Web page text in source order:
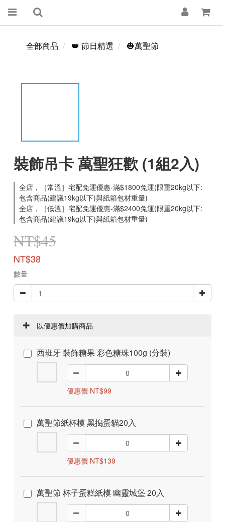
全部商品 👑 節日精選 🎃萬聖節
裝飾吊卡 萬聖狂歡 (1組2入)
全店，［常溫］宅配免運優惠-滿$1800免運(限重20kg以下:
包含商品(建議19kg以下)與紙箱包材重量)
全店，［低溫］宅配免運優惠-滿$2400免運(限重20kg以下:
包含商品(建議19kg以下)與紙箱包材重量)
NT$45
NT$38
數量
以優惠價加購商品
西班牙 裝飾糖果 彩色糖珠100g (分裝)
優惠價 NT$99
萬聖節紙杯模 黑搗蛋貓20入
優惠價 NT$139
萬聖節 杯子蛋糕紙模 幽靈城堡 20入